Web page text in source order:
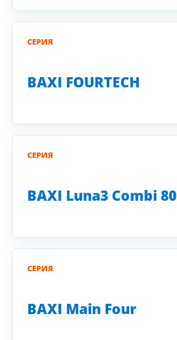
СЕРИЯ
BAXI FOURTECH
СЕРИЯ
BAXI Luna3 Combi 80
СЕРИЯ
BAXI Main Four